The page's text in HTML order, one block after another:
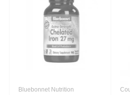
Bluebonnet Nutrition